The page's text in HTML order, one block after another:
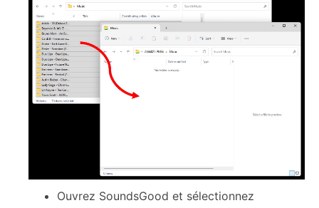
Ouvrez SoundsGood et sélectionnez